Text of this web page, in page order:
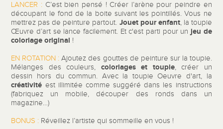
LANCER : C’est bien pensé ! Créer l’arène pour peindre en
découpant le fond de la boite suivant les pointillés. Vous ne
mettrez pas de peinture partout. Jouet pour enfant, la toupie
Œuvre d’art se lance facilement. Et c'est parti pour un jeu de
coloriage original !
EN ROTATION : Ajoutez des gouttes de peinture sur la toupie.
Mélanges des couleurs, coloriages et toupie, créer un
dessin hors du commun. Avec la toupie Oeuvre d'art, la
créativité est illimitée comme suggéré dans les instructions
(fabriquez un mobile, découper des ronds dans un
magazine…)
BONUS : Réveillez l’artiste qui sommeille en vous !